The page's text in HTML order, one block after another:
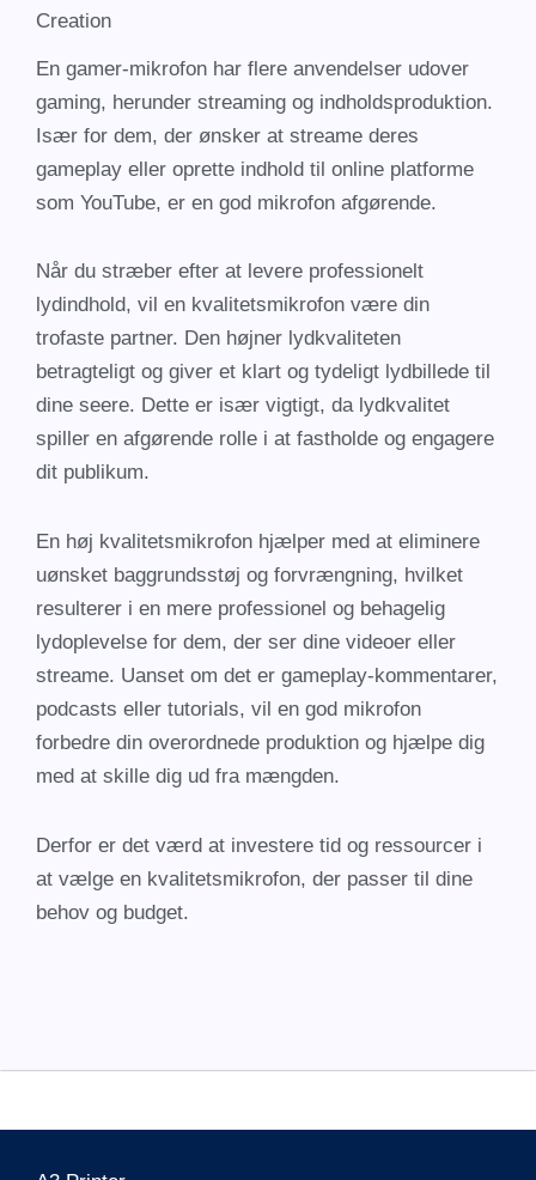
Creation
En gamer-mikrofon har flere anvendelser udover
gaming, herunder streaming og indholdsproduktion.
Især for dem, der ønsker at streame deres
gameplay eller oprette indhold til online platforme
som YouTube, er en god mikrofon afgørende.
Når du stræber efter at levere professionelt
lydindhold, vil en kvalitetsmikrofon være din
trofaste partner. Den højner lydkvaliteten
betragteligt og giver et klart og tydeligt lydbillede til
dine seere. Dette er især vigtigt, da lydkvalitet
spiller en afgørende rolle i at fastholde og engagere
dit publikum.
En høj kvalitetsmikrofon hjælper med at eliminere
uønsket baggrundsstøj og forvrængning, hvilket
resulterer i en mere professionel og behagelig
lydoplevelse for dem, der ser dine videoer eller
streame. Uanset om det er gameplay-kommentarer,
podcasts eller tutorials, vil en god mikrofon
forbedre din overordnede produktion og hjælpe dig
med at skille dig ud fra mængden.
Derfor er det værd at investere tid og ressourcer i
at vælge en kvalitetsmikrofon, der passer til dine
behov og budget.